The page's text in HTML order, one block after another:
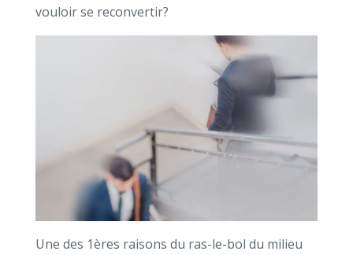
vouloir se reconvertir?
Une des 1ères raisons du ras-le-bol du milieu